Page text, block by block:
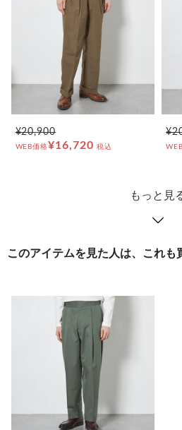
¥20,900
WEB価格¥16,720 税込
もっと見
このアイテムを見た人は、これも